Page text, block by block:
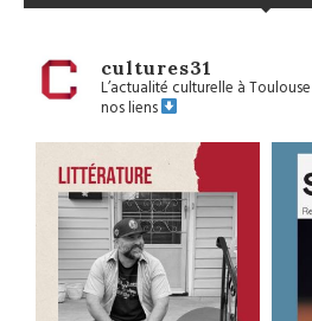
cultures31
L’actualité culturelle à
nos liens